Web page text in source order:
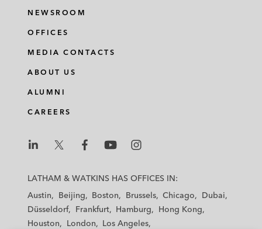
NEWSROOM
OFFICES
MEDIA CONTACTS
ABOUT US
ALUMNI
CAREERS
a
a
h
a
h
a
a
LATHAM & WATKINS HAS OFFICES IN:
Austin
Beijing Boston Brussels Chicago
Dubai
Düsseldorf
Frankfurt Hamburg
Hong Kong
Houston
London Los Angeles